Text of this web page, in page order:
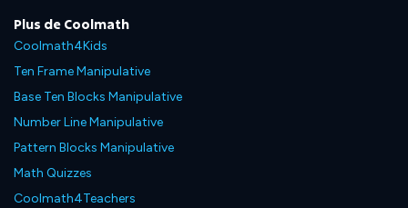
Plus de Coolmath
Coolmath4Kids
Ten Frame Manipulative
Base Ten Blocks Manipulative
Number Line Manipulative
Pattern Blocks Manipulative
Math Quizzes
Coolmath4Teachers